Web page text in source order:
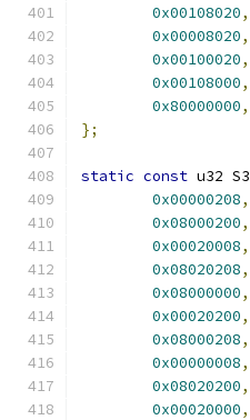
0x00108020,
0x00008020,
0x00100020,
0x00108000,
0x80000000,
};
static const u32 S3
0x00000208,
0x08000200,
0x00020008,
0x08020208,
0x08000000,
0x00020200,
0x08000208,
0x00000008,
0x08020200,
0x00020000,